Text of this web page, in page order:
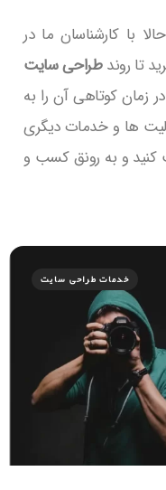
با کارشناسان ما در
تا روندطراحی سایت
زمان کوتاهی آن را به
ها و خدمات دیگری
کنید و به رونق کسب و
خدمات طراحی سایت